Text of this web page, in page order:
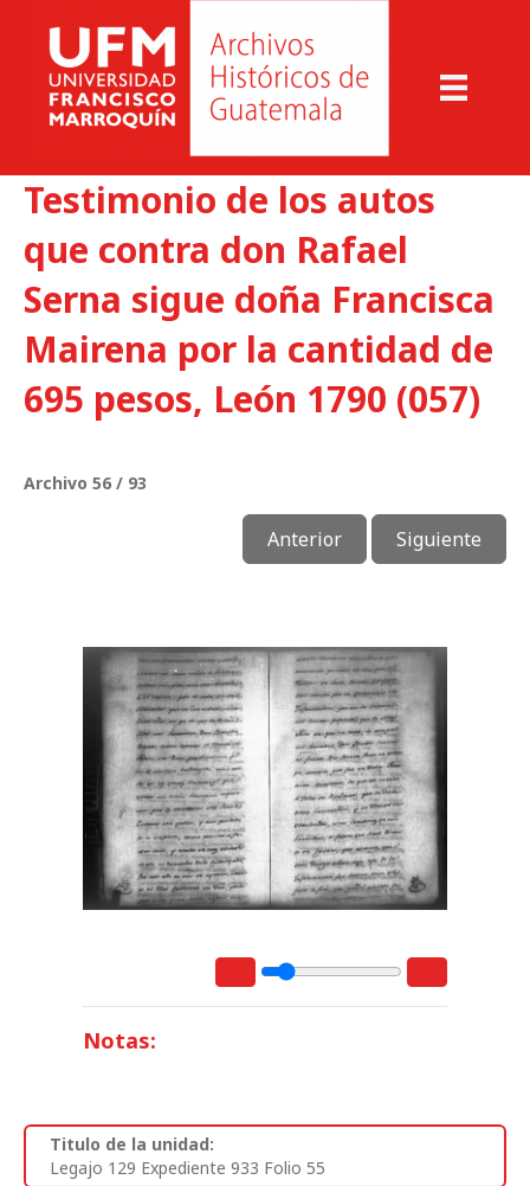
Testimonio de los autos
que contra don Rafael
Serna sigue doña Francisca
Mairena por la cantidad de
695 pesos, León 1790 (057)
Archivo 56 / 93
Anterior Siguiente
Notas:
Titulo de la unidad:
Legajo 129 Expediente 933 Folio 55